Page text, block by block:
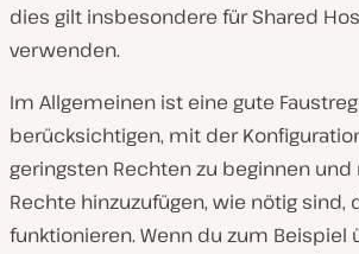
dies gilt insbesondere für Shared
verwenden.
Im Allgemeinen ist eine gute
berücksichtigen, mit der
geringsten Rechten zu beginnen und
Rechte hinzuzufügen, wie nötig sind,
funktionieren. Wenn du zum Beispiel